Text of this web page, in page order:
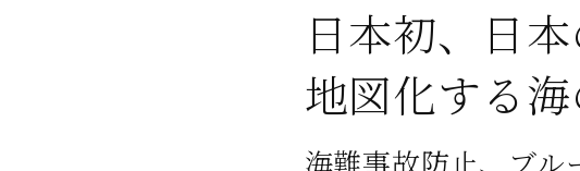
日本初、日
地図化する
海難事故防止、ブル